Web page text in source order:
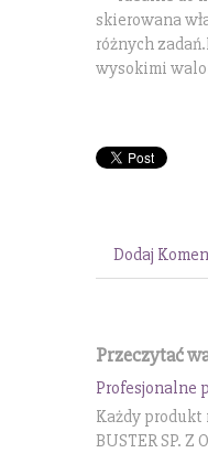
skierowana
różnych
wysokimi
Dodaj
Przeczytać
Profesjonalne
Każdy
BUSTER SP.